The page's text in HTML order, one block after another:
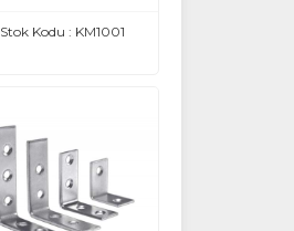
Stok Kodu : KM1001